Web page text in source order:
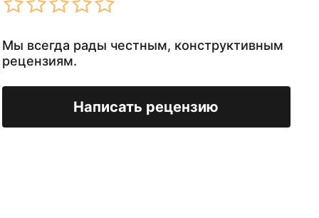
Мы всегда рады честным, конструктивным
рецензиям.
Написать рецензию